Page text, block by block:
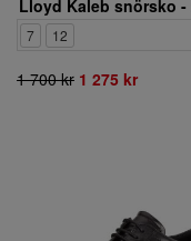
7 12
1 700 kr 1 275 kr